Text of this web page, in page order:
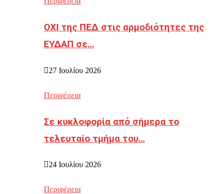
ΟΧΙ της ΠΕΔ στις αρμοδιότητες της
ΕΥΔΑΠ σε…
27 Ιουλίου 2026
Περιφέρεια
Σε κυκλοφορία από σήμερα το
τελευταίο τμήμα του…
24 Ιουλίου 2026
Περιφέρεια